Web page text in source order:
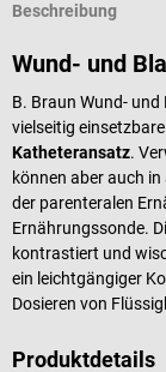
Beschreibung
Wund- und
B. Braun Wund-
vielseitig einsetzbare
Katheteransatz.
können aber auch
der parenteralen
Ernährungssonde.
kontrastiert und
ein leichtgängiger
Dosieren von
Produktdetails